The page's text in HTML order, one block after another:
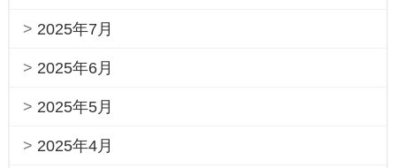
2025年7月
2025年6月
2025年5月
2025年4月